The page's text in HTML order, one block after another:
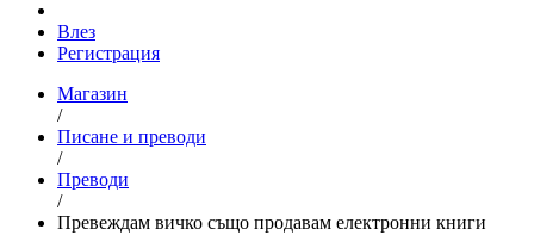
Влез
Регистрация
Магазин
/
Писане и преводи
/
Преводи
/
Превеждам вичко също продавам електронни книги